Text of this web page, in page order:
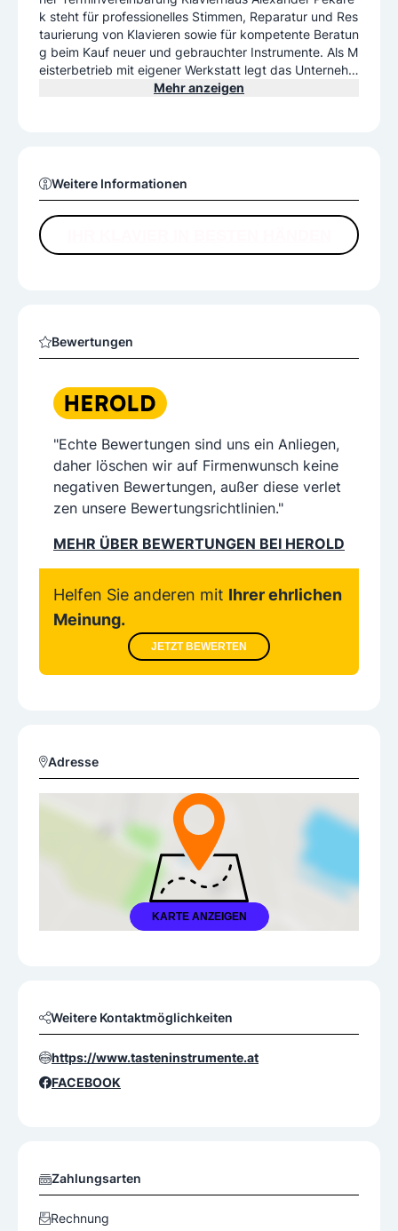
k steht für professionelles Stimmen, Reparatur und Res
taurierung von Klavieren sowie für kompetente Beratun
g beim Kauf neuer und gebrauchter Instrumente. Als M
eisterbetrieb mit eigener Werkstatt legt das Unternehm
en höchsten Wert auf Qualität, präzise Handarbeit und
Mehr anzeigen
Weitere Informationen
Bewertungen
"Echte Bewertungen sind uns ein Anliegen,
daher löschen wir auf Firmenwunsch keine
negativen Bewertungen, außer diese verlet
zen unsere Bewertungsrichtlinien."
MEHR ÜBER BEWERTUNGEN BEI HEROLD
Helfen Sie anderen mit Ihrer ehrlichen
Meinung.
JETZT BEWERTEN
Adresse
KARTE ANZEIGEN
Weitere Kontaktmöglichkeiten
https://www.tasteninstrumente.at
FACEBOOK
Zahlungsarten
Rechnung